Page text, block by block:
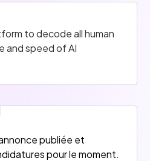
to decode all human
and speed of AI
publiée et
pour le moment.